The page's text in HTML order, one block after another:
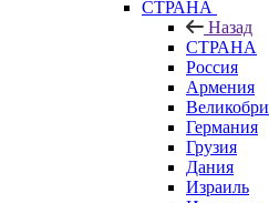
СТРАНА
Назад
СТРАНА
Россия
Армения
Германия
Грузия
Дания
Израиль